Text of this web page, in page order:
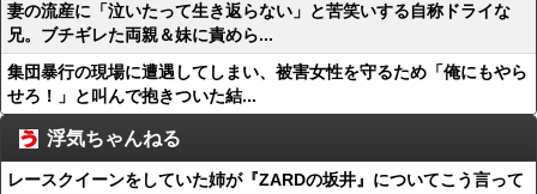
妻の流産に「泣いたって生き返らない」と苦笑いする自称ドライな
兄。ブチギレた両親＆妹に責めら...
集団暴行の現場に遭遇してしまい、被害女性を守るため「俺にもやら
せろ！」と叫んで抱きついた結...
浮気ちゃんねる
レースクイーンをしていた姉が『ZARDの坂井』についてこう言って